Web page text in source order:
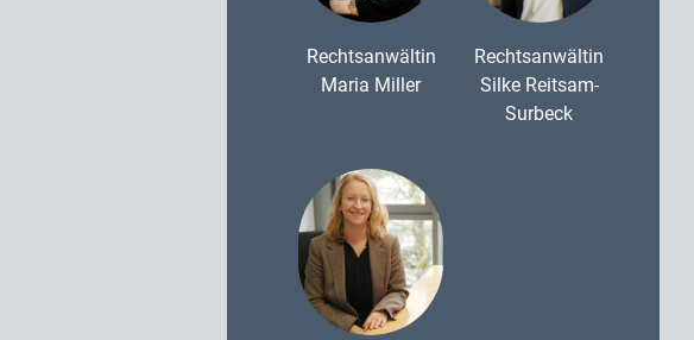
Rechtsanwältin
Maria Miller
Rechtsanwältin
Silke Reitsam-
Surbeck